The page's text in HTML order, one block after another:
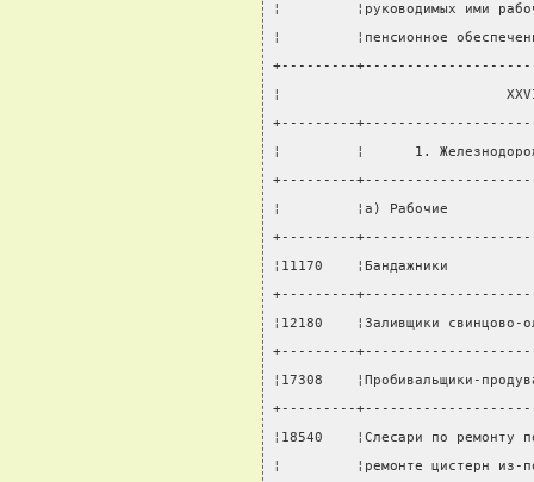
¦         ¦руководимых ими
¦         ¦пенсионное
+---------
¦
+---------
¦         ¦      1.
+---------
¦         ¦а) Рабочие
+---------
¦11170    ¦Бандажники
+---------
¦12180    ¦Заливщики
+---------
¦17308    ¦Пробивальщики-
+---------
¦18540    ¦Слесари по ремонту
¦         ¦ремонте цистерн